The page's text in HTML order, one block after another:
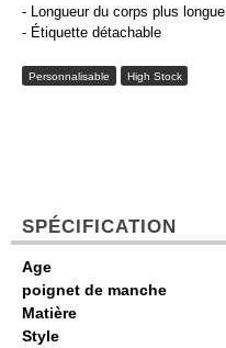
- Longueur du corps plus longue
- Étiquette détachable
Personnalisable High Stock
SPÉCIFICATION
Age
poignet de manche
Matière
Style